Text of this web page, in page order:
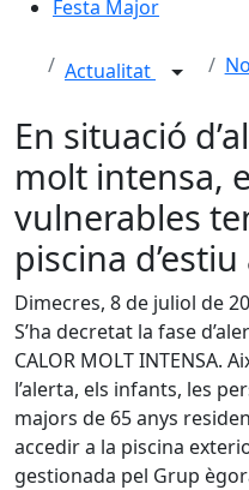
Festa Major
Actualitat
En situació
molt intensa,
vulnerables
piscina
Dimecres, 8 de juliol de
S’ha decretat la fase
CALOR MOLT INTENSA.
l’alerta, els infants, les
majors de 65 anys
accedir a la piscina
gestionada pel Grup